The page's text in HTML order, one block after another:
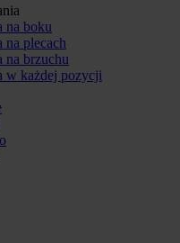
na boku
na plecach
na brzuchu
w każdej pozycji